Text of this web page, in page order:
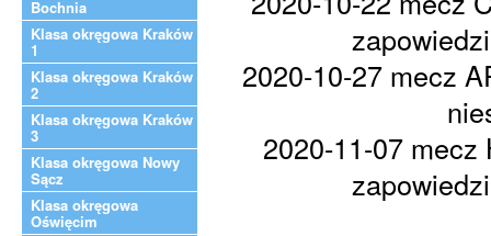
Bochnia
Klasa okręgowa Kraków
1
Klasa okręgowa Kraków
2
Klasa okręgowa Kraków
3
Klasa okręgowa Nowy
Sącz
Klasa okręgowa
Oświęcim
2020-10-27 mecz
2020-11-07 mecz